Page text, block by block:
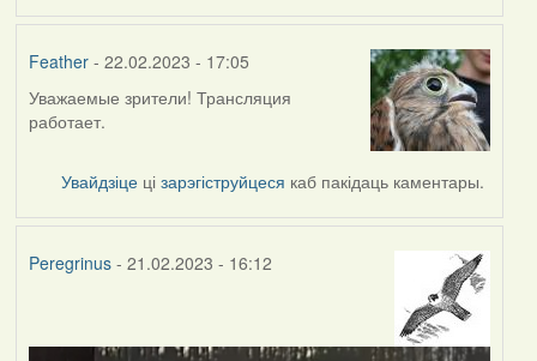
Feather- 22.02.2023 - 17:05
Уважаемые зрители! Трансляция
работает.
Увайдзіце цізарэгіструйцеся каб пакідаць каментары.
Peregrinus- 21.02.2023 - 16:12